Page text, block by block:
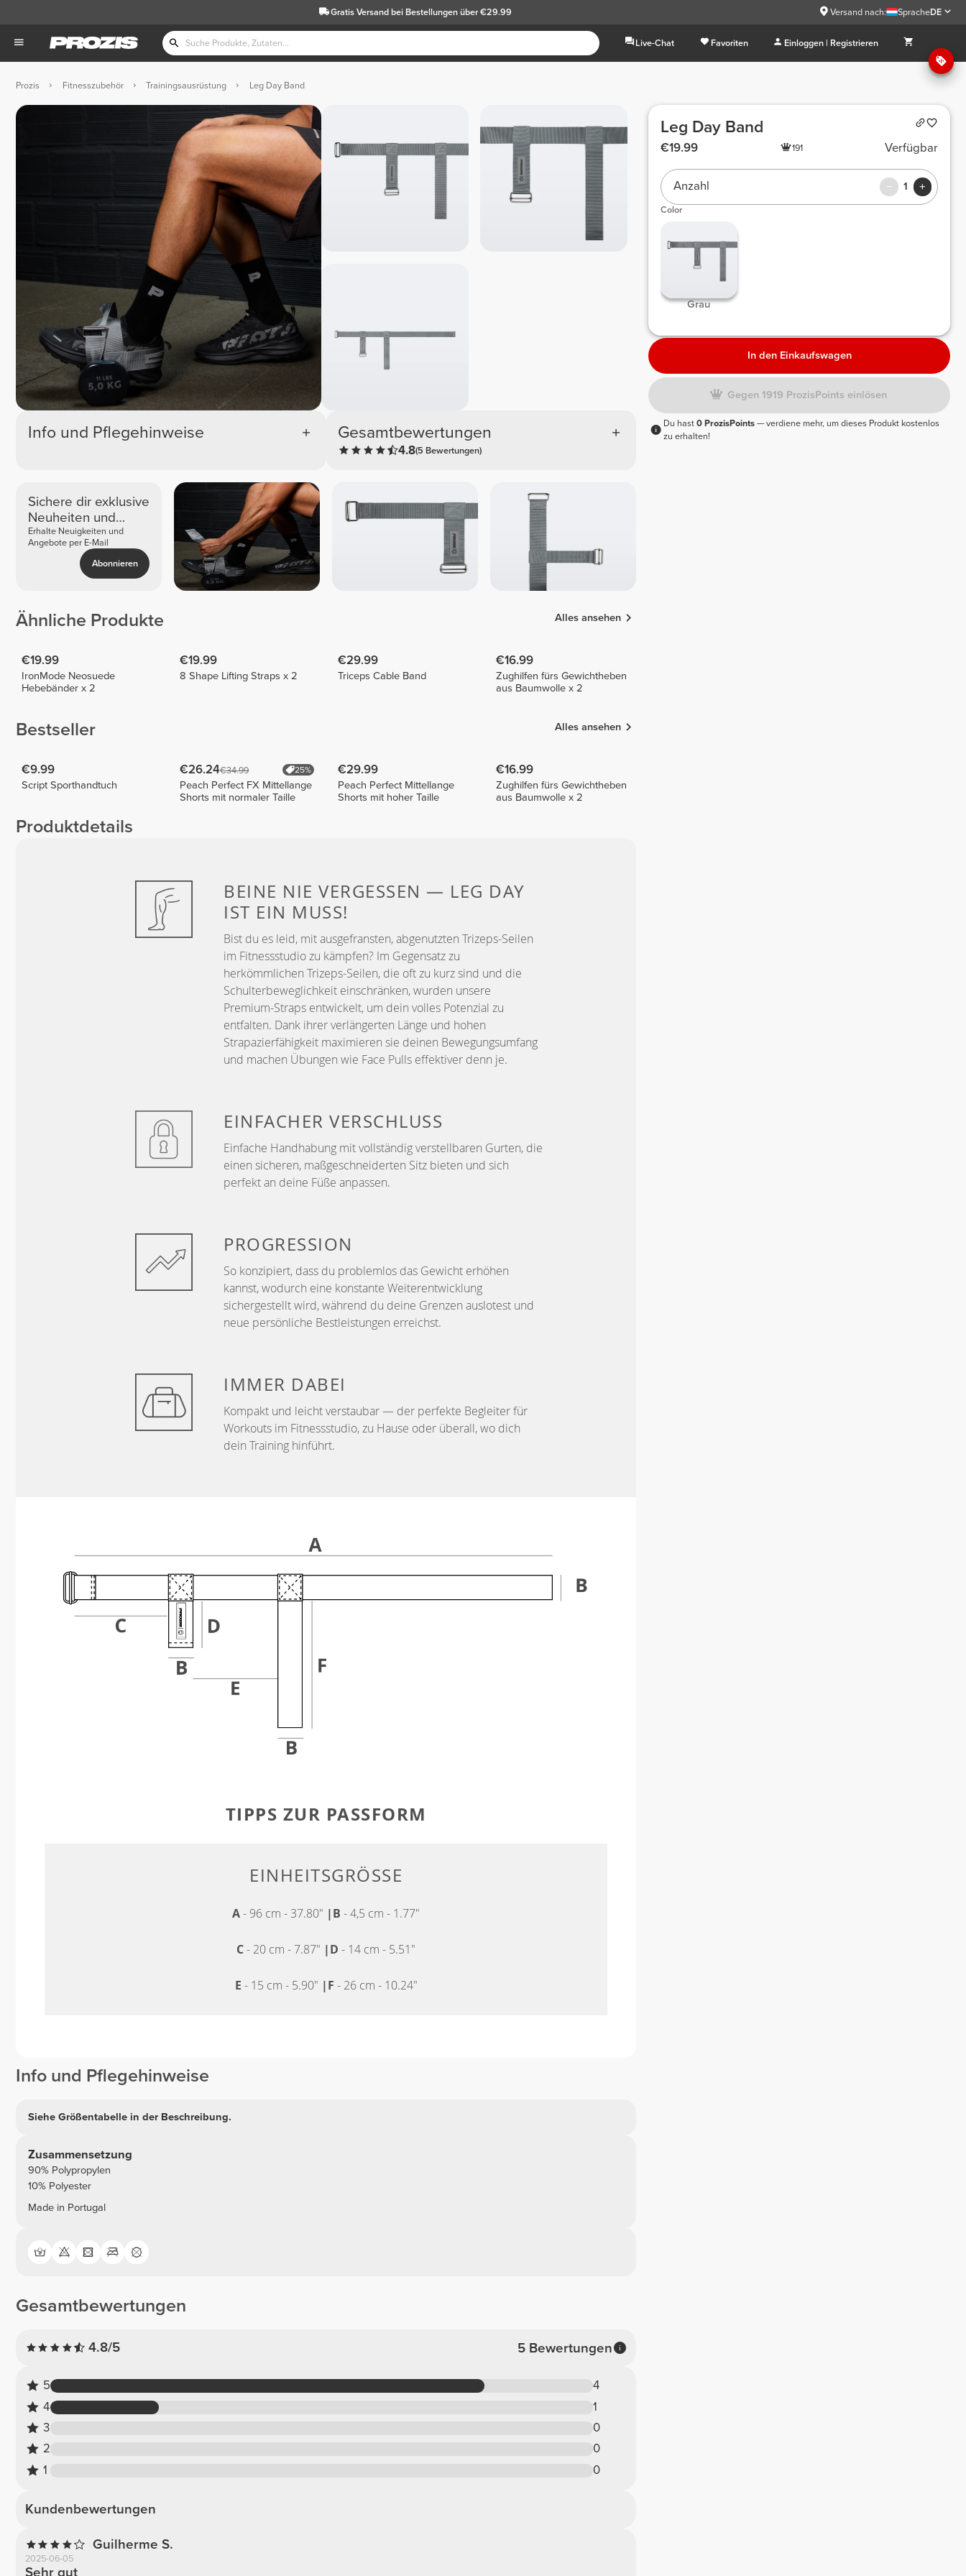
Gratis Versandbei Bestellungen über €29.99 Versand nach: SpracheDE
Live-Chat Favoriten Einloggen | Registrieren
Prozis Fitnesszubehör Trainingsausrüstung Leg Day Band
Info und Pflegehinweise Gesamtbewertungen
4.8(5 Bewertungen)
Sichere dir exklusive
Neuheiten und
Angebote
Erhalte Neuigkeiten und
Angebote per E-Mail
Abonnieren
Ähnliche Produkte Alles ansehen
€19.99
IronMode Neosuede
Hebebänder x 2
€19.99
8 Shape Lifting Straps x 2
€29.99
Triceps Cable Band
€16.99
Zughilfen fürs Gewichtheben
aus Baumwolle x 2
Bestseller Alles ansehen
€9.99
Script Sporthandtuch
€26.24€34.99 25%
Peach Perfect FX Mittellange
Shorts mit normaler Taille
€29.99
Peach Perfect Mittellange
Shorts mit hoher Taille
€16.99
Zughilfen fürs Gewichtheben
aus Baumwolle x 2
Produktdetails
BEINE NIE VERGESSEN — LEG DAY
IST EIN MUSS!
Bist du es leid, mit ausgefransten, abgenutzten Trizeps-Seilen
im Fitnessstudio zu kämpfen? Im Gegensatz zu
herkömmlichen Trizeps-Seilen, die oft zu kurz sind und die
Schulterbeweglichkeit einschränken, wurden unsere
Premium-Straps entwickelt, um dein volles Potenzial zu
entfalten. Dank ihrer verlängerten Länge und hohen
Strapazierfähigkeit maximieren sie deinen Bewegungsumfang
und machen Übungen wie Face Pulls effektiver denn je.
EINFACHER VERSCHLUSS
Einfache Handhabung mit vollständig verstellbaren Gurten, die
einen sicheren, maßgeschneiderten Sitz bieten und sich
perfekt an deine Füße anpassen.
PROGRESSION
So konzipiert, dass du problemlos das Gewicht erhöhen
kannst, wodurch eine konstante Weiterentwicklung
sichergestellt wird, während du deine Grenzen auslotest und
neue persönliche Bestleistungen erreichst.
IMMER DABEI
Kompakt und leicht verstaubar — der perfekte Begleiter für
Workouts im Fitnessstudio, zu Hause oder überall, wo dich
dein Training hinführt.
TIPPS ZUR PASSFORM
EINHEITSGRÖSSE
A- 96 cm - 37.80" |B - 4,5 cm - 1.77"
C- 20 cm - 7.87" |D - 14 cm - 5.51"
E - 15 cm - 5.90" |F - 26 cm - 10.24"
Info und Pflegehinweise
Siehe Größentabelle in der Beschreibung.
Zusammensetzung
90% Polypropylen
10% Polyester
Made in Portugal
Gesamtbewertungen
4.8/5 5 Bewertungen
5
4
4
1
3
0
2
0
1
0
Kundenbewertungen
Guilherme S.
2025-06-05
Sehr gut
Leg Day Band
€19.99 191 Verfügbar
Anzahl 1
Color
Grau
In den Einkaufswagen
Gegen 1919 ProzisPoints einlösen
Du hast0 ProzisPoints— verdiene mehr, um dieses Produkt kostenlos
zu erhalten!